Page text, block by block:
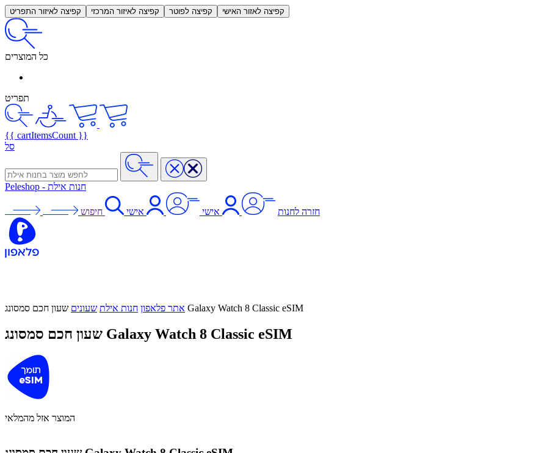
קפיצה לאיזור התפריט קפיצה לאיזור המרכזי קפיצה לפוטר קפיצה לאזור האישי
כל המוצרים
תפריט
{{ cartItemsCount }}
סל
Peleshop - חנות אילת
חזרה לחנות אישי אישי חיפוש
אתר פלאפון חנות אילת שעונים שעון חכם סמסונג Galaxy Watch 8 Classic eSIM
שעון חכם סמסונג Galaxy Watch 8 Classic eSIM
המוצר אזל מהמלאי